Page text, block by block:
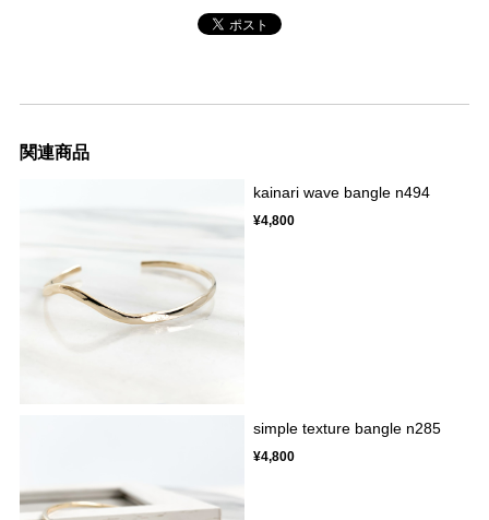
関連商品
kainari wave bangle n494
¥4,800
simple texture bangle n285
¥4,800